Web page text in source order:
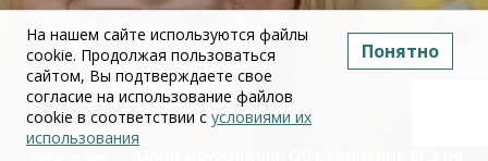
На нашем сайте используются файлы
cookie. Продолжая пользоваться
сайтом, Вы подтверждаете свое
согласие на использование файлов
cookie в соответствии с условиями их
использования
Понятно